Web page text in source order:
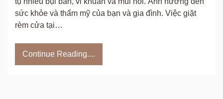
sức khỏe và thẩm mỹ của bạn và gia đình. Việc giặt
rèm cửa tại…
Continue Reading....